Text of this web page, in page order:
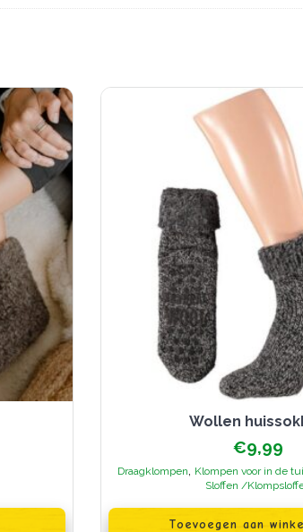
Wollen
€9,99
Draagklompen, Klompen voor in de
Sloffen /
Toevoegen aan